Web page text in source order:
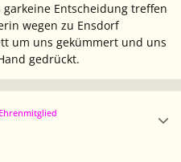
Entscheidung treffen
wegen zu Ensdorf
um uns gekümmert und uns
gedrückt.
Ehrenmitglied